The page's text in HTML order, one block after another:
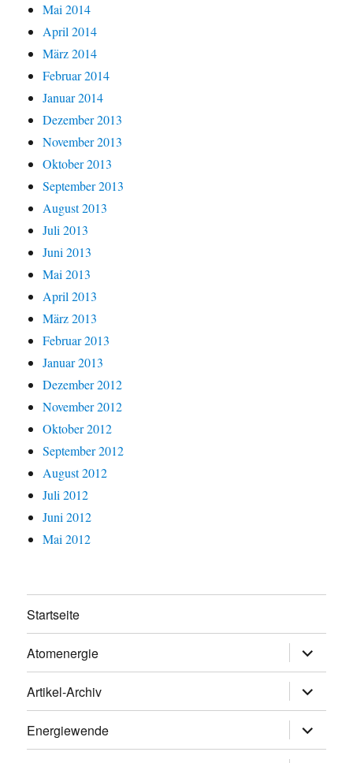
Mai 2014
April 2014
März 2014
Februar 2014
Januar 2014
Dezember 2013
November 2013
Oktober 2013
September 2013
August 2013
Juli 2013
Juni 2013
Mai 2013
April 2013
März 2013
Februar 2013
Januar 2013
Dezember 2012
November 2012
Oktober 2012
September 2012
August 2012
Juli 2012
Juni 2012
Mai 2012
Startseite
Atomenergie
öffnen
Artikel-Archiv
öffnen
Energiewende
öffnen